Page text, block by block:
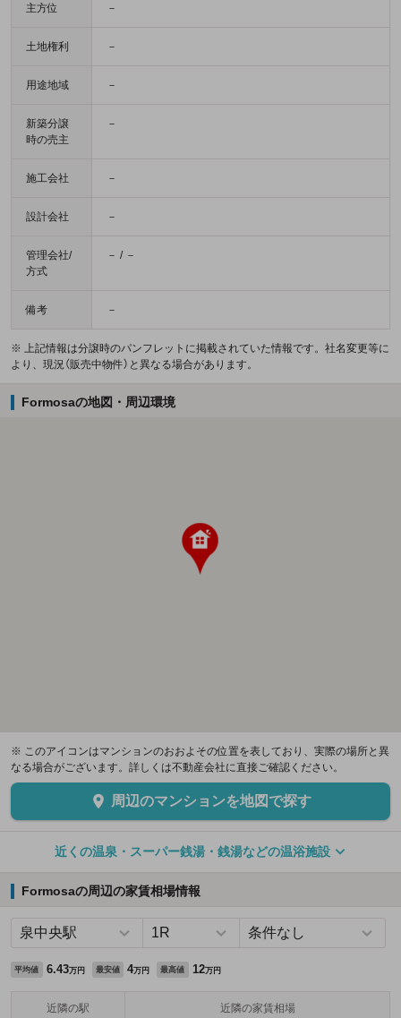
主方位 －
土地権利 －
用途地域 －
新築分譲
時の売主
－
施工会社 －
設計会社 －
管理会社/
方式
－ / －
備考 －
※ 上記情報は分譲時のパンフレットに掲載されていた情報です。社名変更等に
より、現況（販売中物件）と異なる場合があります。
Formosaの地図・周辺環境
※ このアイコンはマンションのおおよその位置を表しており、実際の場所と異
なる場合がございます。詳しくは不動産会社に直接ご確認ください。
周辺のマンションを地図で探す
近くの温泉・スーパー銭湯・銭湯などの温浴施設
Formosaの周辺の家賃相場情報
平均値 6.43万円 最安値 4万円 最高値 12万円
近隣の駅 近隣の家賃相場